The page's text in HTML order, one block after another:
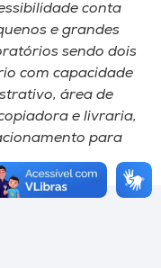
conta
e grandes
sendo dois
com capacidade
área de
e livraria,
para